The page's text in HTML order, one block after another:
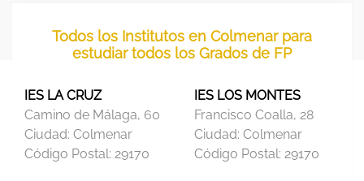
Todos los Institutos en Colmenar para
estudiar todos los Grados de FP
IES LA CRUZ
Camino de Málaga, 60
Ciudad: Colmenar
Código Postal: 29170
IES LOS MONTES
Francisco Coalla, 28
Ciudad: Colmenar
Código Postal: 29170